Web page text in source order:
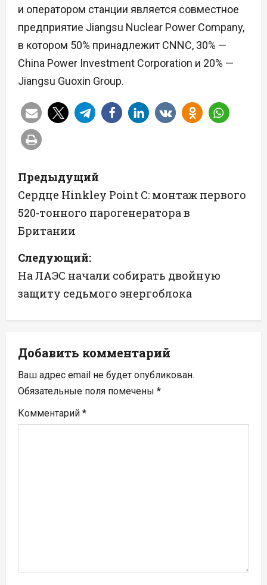
и оператором станции является совместное
предприятие Jiangsu Nuclear Power Company,
в котором 50% принадлежит CNNC, 30% —
China Power Investment Corporation и 20% —
Jiangsu Guoxin Group.
Н
а
в
г
а
ц
и
я
п
о
я
Предыдущий
Сердце Hinkley Point C: монтаж первого
520-тонного парогенератора в
Британии
Следующий:
На ЛАЭС начали собирать двойную
защиту седьмого энергоблока
Добавить комментарий
Ваш адрес email не будет опубликован.
Обязательные поля помечены *
Комментарий *